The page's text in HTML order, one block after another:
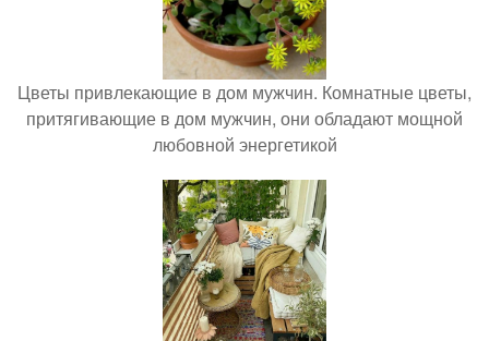
Цветы привлекающие в дом мужчин. Комнатные цветы,
притягивающие в дом мужчин, они обладают мощной
любовной энергетикой